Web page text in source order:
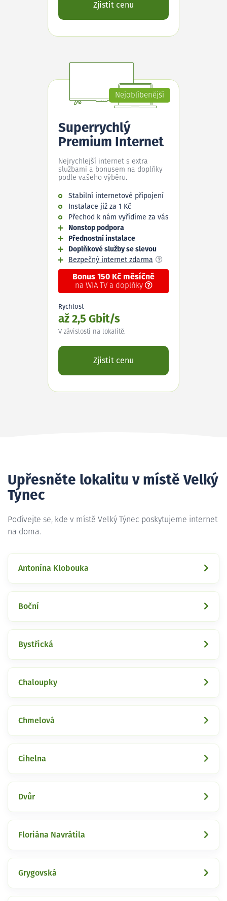
Zjistit cenu
Nejoblíbenější
Superrychlý
Premium Internet
Nejrychlejší internet s extra
službami a bonusem na doplňky
podle vašeho výběru.
Stabilní internetové připojení
Instalace již za 1 Kč
Přechod k nám vyřídíme za vás
Nonstop podpora
Přednostní instalace
Doplňkové služby se slevou
Bezpečný internet zdarma
Bonus 150 Kč měsíčně
na WIA TV a doplňky
Rychlost
až 2,5 Gbit/s
V závislosti na lokalitě.
Zjistit cenu
Upřesněte lokalitu v místě Velký
Týnec
Podívejte se, kde v místě Velký Týnec poskytujeme internet
na doma.
Antonína Klobouka
Boční
Bystřická
Chaloupky
Chmelová
Cihelna
Dvůr
Floriána Navrátila
Grygovská